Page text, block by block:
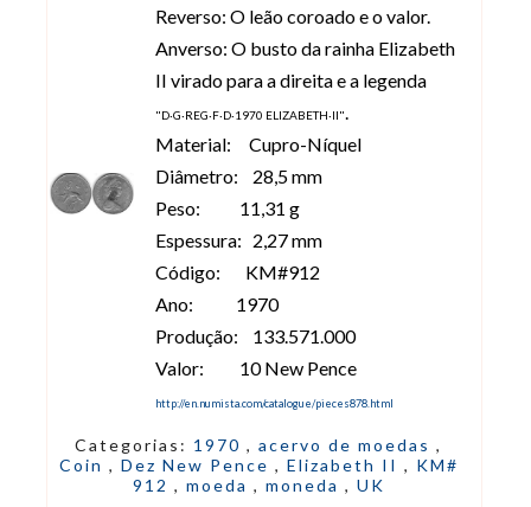
Reverso: O leão coroado e o valor.
Anverso: O busto da rainha Elizabeth
II virado para a direita e a legenda
"D·G·REG·F·D·1970 ELIZABETH·II".
Material: Cupro-Níquel
Diâmetro: 28,5 mm
Peso: 11,31 g
Espessura: 2,27 mm
Código: KM#912
Ano: 1970
Produção: 133.571.000
Valor: 10 New Pence
http://en.numista.com/catalogue/pieces878.html
Categorias: 1970 , acervo de moedas ,
Coin , Dez New Pence , Elizabeth II , KM#
912 , moeda , moneda , UK